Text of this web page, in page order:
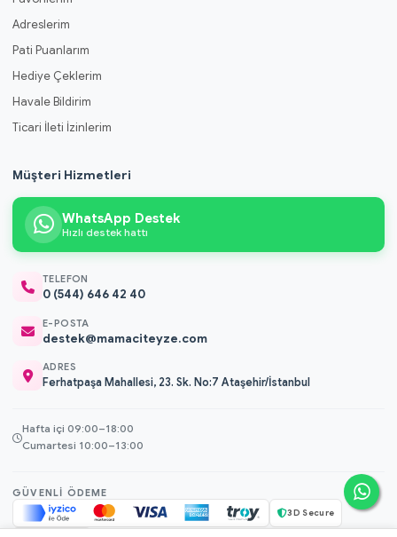
Adreslerim
Pati Puanlarım
Hediye Çeklerim
Havale Bildirim
Ticari İleti İzinlerim
Müşteri Hizmetleri
WhatsApp Destek
Hızlı destek hattı
TELEFON
0 (544) 646 42 40
E-POSTA
destek@mamaciteyze.com
ADRES
Ferhatpaşa Mahallesi, 23. Sk. No:7 Ataşehir/İstanbul
Hafta içi 09:00–18:00
Cumartesi 10:00–13:00
GÜVENLI ÖDEME
3D Secure